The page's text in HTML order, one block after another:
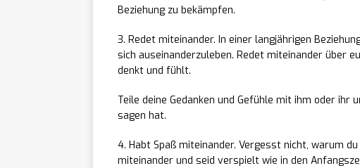
Beziehung zu bekämpfen.
3. Redet miteinander. In einer langjährigen
sich auseinanderzuleben. Redet miteinander über
denkt und fühlt.
Teile deine Gedanken und Gefühle mit ihm oder ihr
sagen hat.
4. Habt Spaß miteinander. Vergesst nicht, warum
miteinander und seid verspielt wie in den